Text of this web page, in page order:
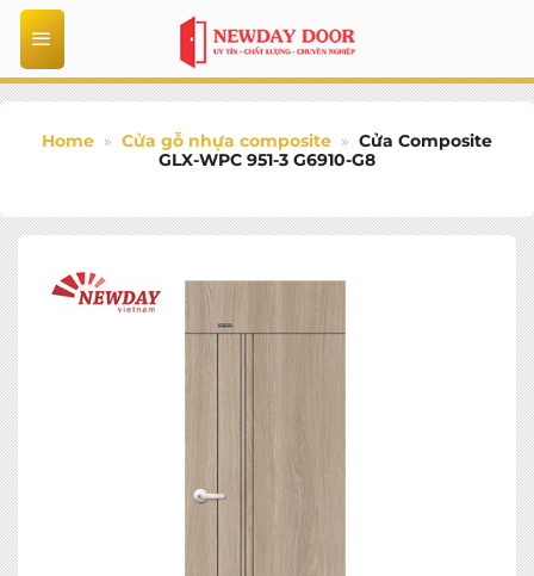
Bỏ
qua
nội
dung
Home » Cửa gỗ nhựa composite » Cửa Composite
GLX-WPC 951-3 G6910-G8